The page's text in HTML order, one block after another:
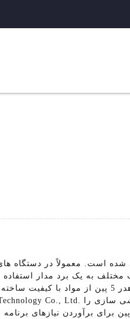
فاصله دارند. این هدر 5 پین
برای سربرگ 5 پین برای برآوردن